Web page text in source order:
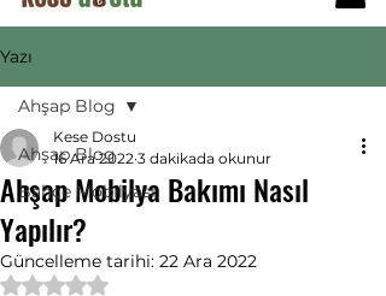
Yazı
Ahşap Blog
Bahçe Mobilyası
Ahşap Blog
Ahşap Mobilya Bakımı Nasıl
Yapılır?
Kese Dostu
16 Ara 2022 3 dakikada okunur
Güncelleme tarihi: 22 Ara 2022
5 üzerinden NaN yıldız